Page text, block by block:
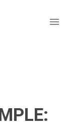
menu